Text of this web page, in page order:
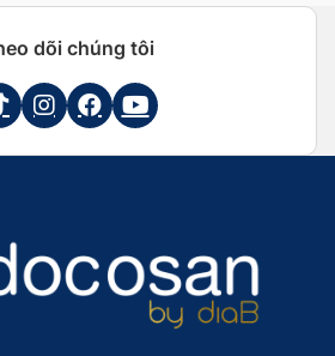
dõi chúng tôi